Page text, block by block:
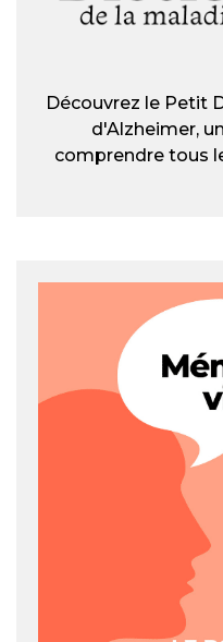
Découvrez le Petit
d'Alzheimer,
comprendre tous